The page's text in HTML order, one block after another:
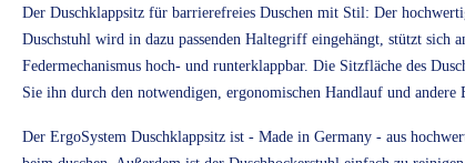
Der Duschklappsitz für barrierefreies Duschen mit Stil: Der
Duschstuhl wird in dazu passenden Haltegriff eingehängt, stützt sich
Federmechanismus hoch- und runterklappbar. Die Sitzfläche des
Sie ihn durch den notwendigen, ergonomischen Handlauf und
Der ErgoSystem Duschklappsitz ist - Made in Germany - aus